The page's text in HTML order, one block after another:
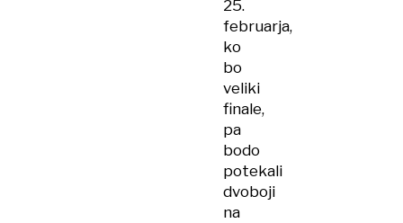
25.
februarja,
ko
bo
veliki
finale,
pa
bodo
potekali
dvoboji
na